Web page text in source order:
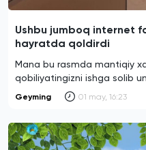
Ushbu jumboq internet
hayratda qoldirdi
Mana bu rasmda mantiqiy
qobiliyatingizni ishga solib
Geyming 01 may, 16:23